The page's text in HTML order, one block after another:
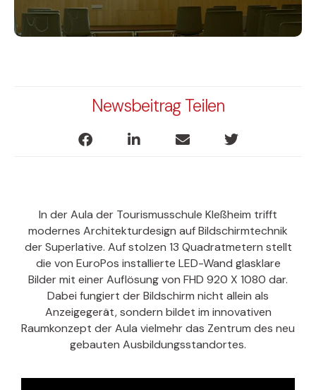
Newsbeitrag Teilen
In der Aula der Tourismusschule Kleßheim trifft
modernes Architekturdesign auf Bildschirmtechnik
der Superlative. Auf stolzen 13 Quadratmetern stellt
die von EuroPos installierte LED-Wand glasklare
Bilder mit einer Auflösung von FHD 920 X 1080 dar.
Dabei fungiert der Bildschirm nicht allein als
Anzeigegerät, sondern bildet im innovativen
Raumkonzept der Aula vielmehr das Zentrum des neu
gebauten Ausbildungsstandortes.